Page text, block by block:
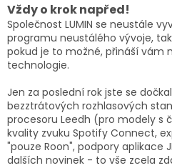
Vždy o krok napřed!
Společnost LUMIN se neustále
programu neustálého vývoje,
pokud je to možné, přináší vám
technologie.
Jen za poslední rok jste se
bezztrátových rozhlasových
procesoru Leedh (pro modely s
kvality zvuku Spotify Connect,
"pouze Roon", podpory aplikace
dalších novinek - to vše zcela